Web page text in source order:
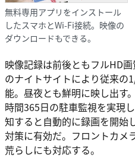
無料専用アプリをインストール
したスマホとWi-Fi接続。映像の
ダウンロードもできる。
映像記録は前後ともフルHD
のナイトサイトにより従来の
能。昼夜とも鮮明に映し出す
時間365日の駐車監視を実現
知すると自動的に録画を開始
対策に有効だ。フロントカメ
荒らしにも対応する。